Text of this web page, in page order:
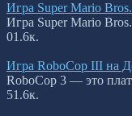
Игра Super Mario
Игра Super Mario
01.6к.
Игра RoboCop III на
RoboCop 3 — это
51.6к.